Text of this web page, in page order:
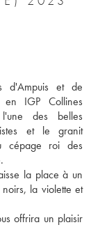
d'Ampuis et de
IGP Collines
des belles
et le granit
cépage roi des
la place à un
la violette et
offrira un plaisir